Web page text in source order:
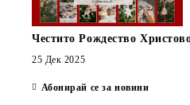
Честито Рождество
25 Дек 2025
Абонирай се за новини